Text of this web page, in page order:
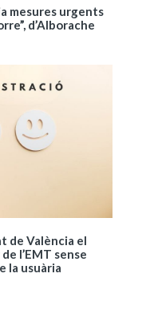
mesures urgents
d’Alborache
de València el
l’EMT sense
la usuària